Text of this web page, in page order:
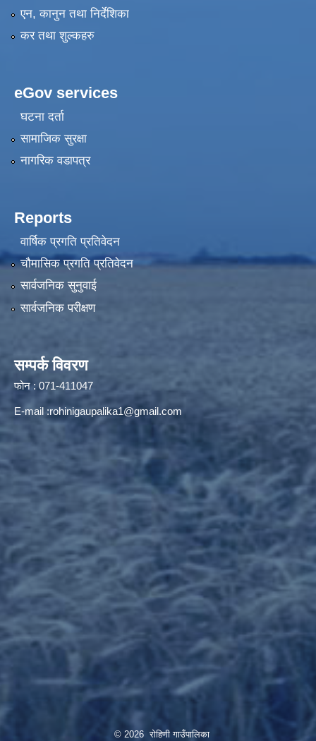
एन, कानुन तथा निर्देशिका
कर तथा शुल्कहरु
eGov services
घटना दर्ता
सामाजिक सुरक्षा
नागरिक वडापत्र
Reports
वार्षिक प्रगति प्रतिवेदन
चौमासिक प्रगति प्रतिवेदन
सार्वजनिक सुनुवाई
सार्वजनिक परीक्षण
सम्पर्क विवरण
फोन : 071-411047
E-mail :rohinigaupalika1@gmail.com
© 2026 रोहिणी गाउँपालिका